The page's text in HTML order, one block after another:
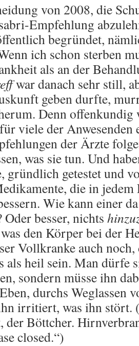
von 2008, die
Empfehlung
begründet,
ich schon sterben
als an der
war danach sehr still,
geben durfte,
Denn offenkundig
viele der
der Ärzte
was sie tun. Und
gründlich getestet und
die in jedem
Wie kann einer
besser, nichts
den Körper bei der
Vollkranke auch
als heil sein. Man dürfe
sondern müsse ihn
durchs Weglassen
irritiert, was ihn stört.
der Böttcher.
closed.“)